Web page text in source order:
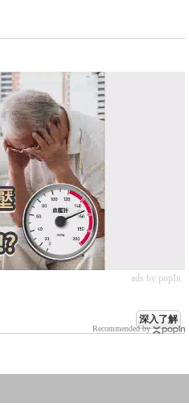
ads by popIn
深入了解
Recommended by